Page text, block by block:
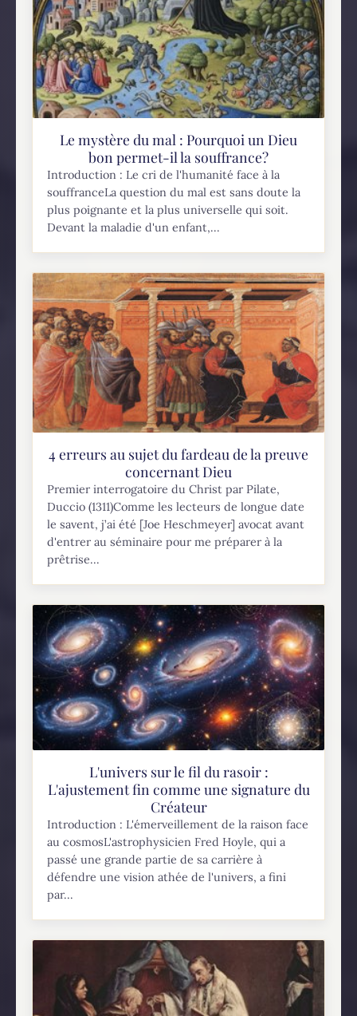
Le mystère du mal : Pourquoi un Dieu
bon permet-il la souffrance?
Introduction : Le cri de l'humanité face à la
souffranceLa question du mal est sans doute la
plus poignante et la plus universelle qui soit.
Devant la maladie d'un enfant,...
4 erreurs au sujet du fardeau de la preuve
concernant Dieu
Premier interrogatoire du Christ par Pilate,
Duccio (1311)Comme les lecteurs de longue date
le savent, j’ai été [Joe Heschmeyer] avocat avant
d'entrer au séminaire pour me préparer à la
prêtrise...
L'univers sur le fil du rasoir :
L'ajustement fin comme une signature du
Créateur
Introduction : L'émerveillement de la raison face
au cosmosL'astrophysicien Fred Hoyle, qui a
passé une grande partie de sa carrière à
défendre une vision athée de l'univers, a fini
par...